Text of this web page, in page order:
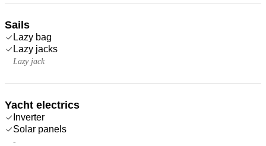
Sails
Lazy bag
Lazy jacks
Lazy jack
Yacht electrics
Inverter
Solar panels
-